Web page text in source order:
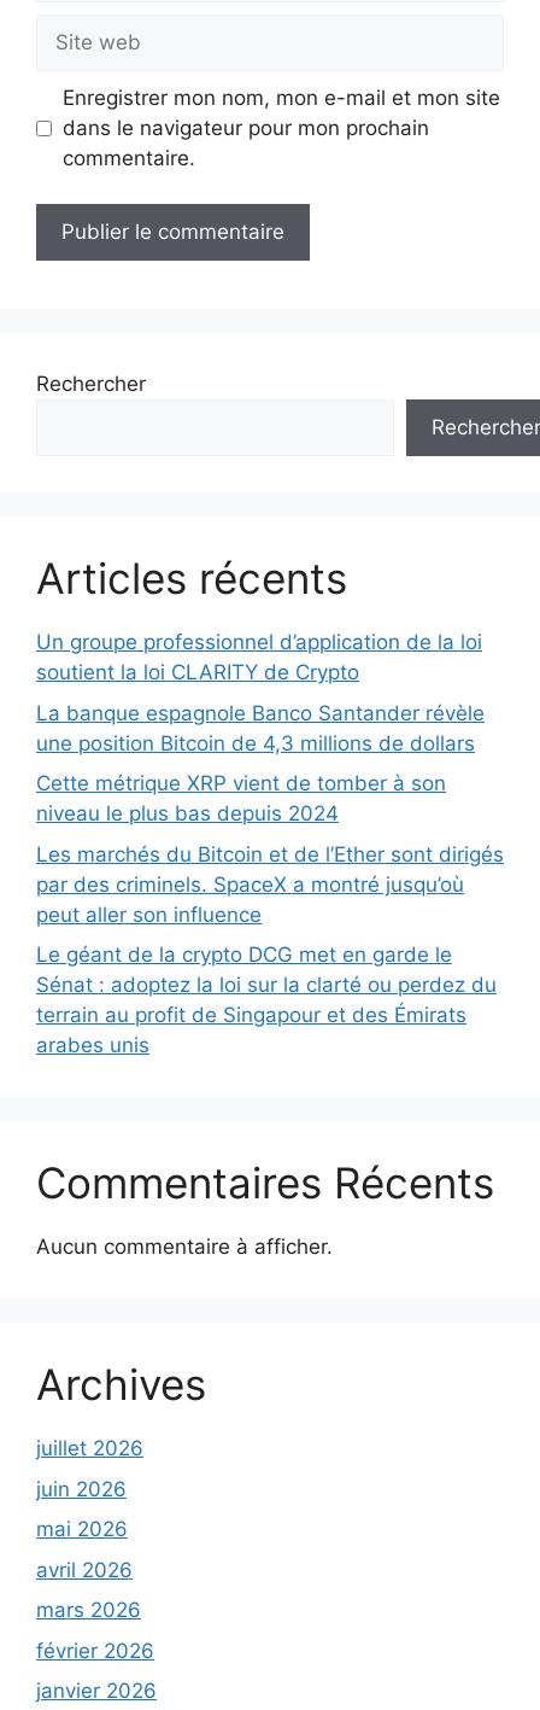
web
Enregistrer mon nom, mon e-mail et mon site
dans le navigateur pour mon prochain
commentaire.
Rechercher
Rechercher
Articles récents
Un groupe professionnel d’application de la loi
soutient la loi CLARITY de Crypto
La banque espagnole Banco Santander révèle
une position Bitcoin de 4,3 millions de dollars
Cette métrique XRP vient de tomber à son
niveau le plus bas depuis 2024
Les marchés du Bitcoin et de l’Ether sont dirigés
par des criminels. SpaceX a montré jusqu’où
peut aller son influence
Le géant de la crypto DCG met en garde le
Sénat : adoptez la loi sur la clarté ou perdez du
terrain au profit de Singapour et des Émirats
arabes unis
Commentaires Récents
Aucun commentaire à afficher.
Archives
juillet 2026
juin 2026
mai 2026
avril 2026
mars 2026
février 2026
janvier 2026